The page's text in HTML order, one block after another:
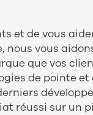
et de vous
vous
que vos
de pointe et
réussi sur un